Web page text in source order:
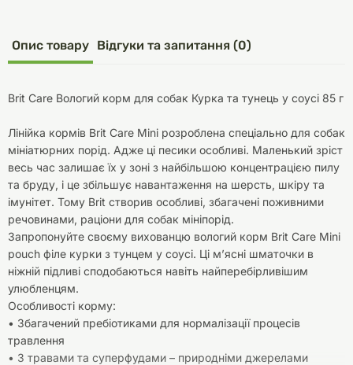
Опис товару Відгуки та запитання (0)
Brit Сare Вологий корм для собак Курка та тунець у соусі 85 г
Лінійка кормів Brit Care Mini розроблена спеціально для собак
мініатюрних порід. Адже ці песики особливі. Маленький зріст
весь час залишає їх у зоні з найбільшою концентрацією пилу
та бруду, і це збільшує навантаження на шерсть, шкіру та
імунітет. Тому Brit створив особливі, збагачені поживними
речовинами, раціони для собак мініпорід.
Запропонуйте своєму вихованцю вологий корм Brit Care Mini
pouch філе курки з тунцем у соусі. Ці м’ясні шматочки в
ніжній підливі сподобаються навіть найперебірливішим
улюбленцям.
Особливості корму:
• Збагачений пребіотиками для нормалізації процесів
травлення
• З травами та суперфудами – природніми джерелами